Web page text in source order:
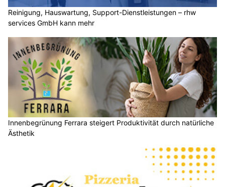
Reinigung, Hauswartung, Support-Dienstleistungen – rhw
services GmbH kann mehr
Innenbegrünung Ferrara steigert Produktivität durch natürliche
Ästhetik